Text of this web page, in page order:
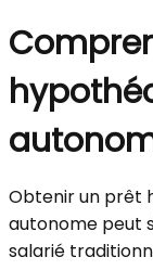
Obtenir un prêt
autonome peut
salarié